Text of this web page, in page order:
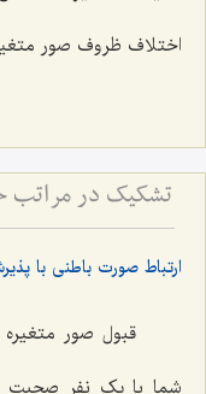
اختلاف ظروف صور
ارتباط صورت باطنی با
قبول صور
شما با یک نفر صحبت